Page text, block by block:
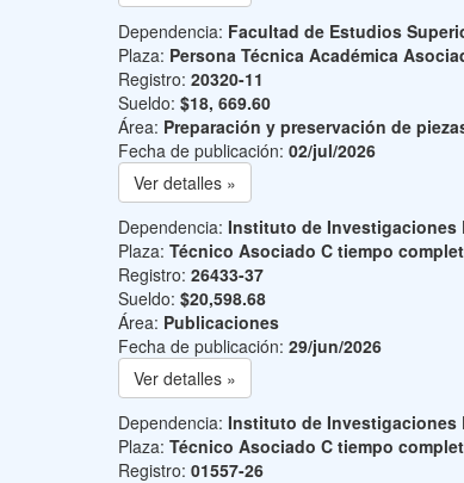
Dependencia: Facultad de Estudios
Plaza: Persona Técnica Académica
Registro: 20320-11
Sueldo: $18, 669.60
Área: Preparación y preservación de
Fecha de publicación: 02/jul/2026
Ver detalles »
Dependencia: Instituto de Investigaciones
Plaza: Técnico Asociado C tiempo
Registro: 26433-37
Sueldo: $20,598.68
Área: Publicaciones
Fecha de publicación: 29/jun/2026
Ver detalles »
Dependencia: Instituto de Investigaciones
Plaza: Técnico Asociado C tiempo
Registro: 01557-26